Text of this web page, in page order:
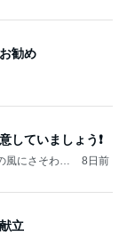
勧め
ていましょう❗️
にさそわれ
8日前
立